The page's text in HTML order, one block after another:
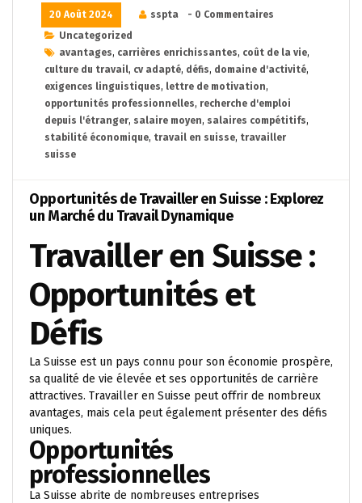
20 Août 2024 sspta
- 0 Commentaires
Uncategorized
avantages, carrières enrichissantes, coût de la vie,
culture du travail, cv adapté, défis, domaine d'activité,
exigences linguistiques, lettre de motivation,
opportunités professionnelles, recherche d'emploi
depuis l'étranger, salaire moyen, salaires compétitifs,
stabilité économique, travail en suisse, travailler
suisse
Opportunités de Travailler en Suisse : Explorez
un Marché du Travail Dynamique
Travailler en Suisse :
Opportunités et
Défis
La Suisse est un pays connu pour son économie prospère,
sa qualité de vie élevée et ses opportunités de carrière
attractives. Travailler en Suisse peut offrir de nombreux
avantages, mais cela peut également présenter des défis
uniques.
Opportunités
professionnelles
La Suisse abrite de nombreuses entreprises